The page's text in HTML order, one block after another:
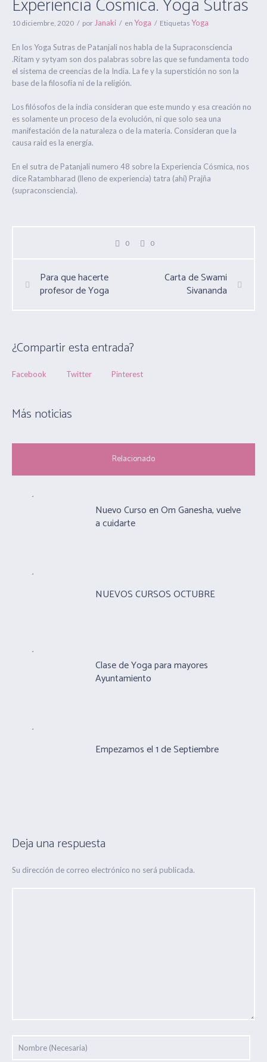
10 diciembre, 2020 por Janaki en Yoga Etiquetas Yoga
En los Yoga Sutras de Patanjali nos habla de la Supraconsciencia
.Ritam y sytyam son dos palabras sobre las que se fundamenta todo
el sistema de creencias de la India. La fe y la superstición no son la
base de la filosofía ni de la religión.
Los filósofos de la india consideran que este mundo y esa creación no
es solamente un proceso de la evolución, ni que solo sea una
manifestación de la naturaleza o de la materia. Consideran que la
causa raid es la energía.
En el sutra de Patanjali numero 48 sobre la Experiencia Cósmica, nos
dice Ratambharad (lleno de experiencia) tatra (ahí) Prajña
(supraconsciencia).
0 0
Para que hacerte
profesor de Yoga
Carta de Swami
Sivananda
¿Compartir esta entrada?
Facebook Twitter Pinterest
Más noticias
Relacionado
Nuevo Curso en Om Ganesha, vuelve
a cuidarte
NUEVOS CURSOS OCTUBRE
Clase de Yoga para mayores
Ayuntamiento
Empezamos el 1 de Septiembre
Deja una respuesta
Su dirección de correo electrónico no será publicada.